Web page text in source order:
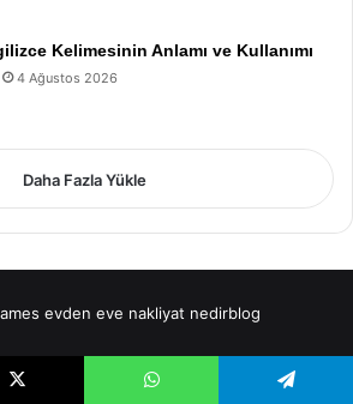
Kelimesinin Anlamı ve Kullanımı
4 Ağustos 2026
Daha Fazla Yükle
evden eve nakliyat nedirblog